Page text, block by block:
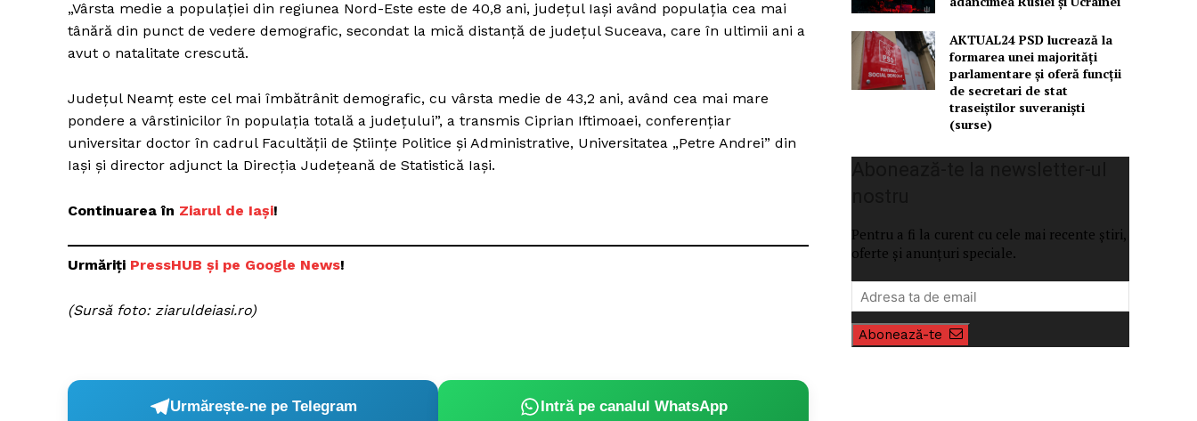
ROMÂNIA
„Vârsta medie a populației din regiunea Nord-Este este de 40,8 ani, județul Iași având populaţia cea mai
tânără din punct de vedere demografic, secondat la mică distanță de județul Suceava, care în ultimii ani a
avut o natalitate crescută.
Județul Neamț este cel mai îmbătrânit demografic, cu vârsta medie de 43,2 ani, având cea mai mare
pondere a vârstinicilor în populația totală a județului”, a transmis Ciprian Iftimoaei, conferenţiar
universitar doctor în cadrul Facultăţii de Ştiinţe Politice şi Administrative, Universitatea „Petre Andrei” din
Iaşi și director adjunct la Direcţia Judeţeană de Statistică Iaşi.
Continuarea în Ziarul de Iași!
Urmăriți PressHUB și pe Google News!
(Sursă foto: ziaruldeiasi.ro)
Urmărește-ne pe Telegram Intră pe canalul WhatsApp
AKTUAL24 PSD lucrează la
formarea unei majorităţi
parlamentare și oferă funcții
de secretari de stat
traseiștilor suveraniști
(surse)
Pentru a fi la curent cu cele mai recente știri,
oferte și anunțuri speciale.
Abonează-te